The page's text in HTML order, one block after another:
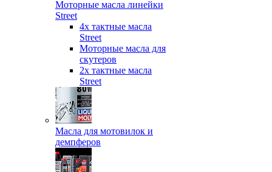
Моторные масла линейки
Street
4х тактные масла
Street
Моторные масла для
скутеров
2х тактные масла
Street
Масла для мотовилок и
демпферов